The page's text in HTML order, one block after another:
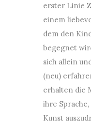
erster Linie
einem
dem den
begegnet
sich allein
(neu)
erhalten die
ihre
Kunst